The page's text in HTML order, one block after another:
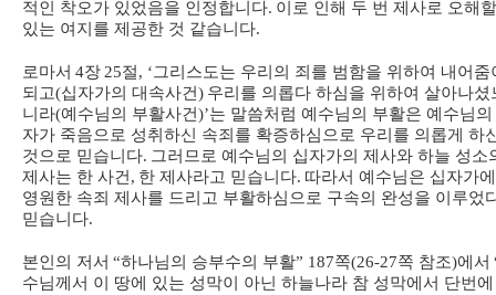
적인 착오가 있었음을 인정합니다. 이로 인해 두 번 제사로 오해
있는 여지를 제공한 것 같습니다.
로마서 4장 25절, ‘그리스도는 우리의 죄를 범함을 위하여 내어줌
되고(십자가의 대속사건) 우리를 의롭다 하심을 위하여 살아나셨
니라(예수님의 부활사건)’는 말씀처럼 예수님의 부활은 예수님의
자가 죽음으로 성취하신 속죄를 확증하심으로 우리를 의롭게 하
것으로 믿습니다. 그러므로 예수님의 십자가의 제사와 하늘 성소
제사는 한 사건 , 한 제사라고 믿습니다. 따라서 예수님은 십자가
영원한 속죄 제사를 드리고 부활하심으로 구속의 완성을 이루었
믿습니다.
본인의 저서 “하나님의 승부수의 부활” 187쪽(26-27쪽 참조)에서
수님께서 이 땅에 있는 성막이 아닌 하늘나라 참 성막에서 단번에